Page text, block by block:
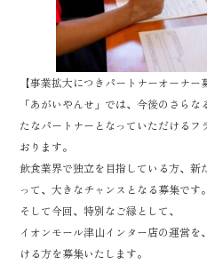
【事業拡大につきパートナーオーナー
「あがいやんせ」では、今後のさら
たなパートナーとなっていただけるフ
おります。
飲食業界で独立を目指している方、新
って、大きなチャンスとなる募集です。
そして今回、特別なご縁として、
イオンモール津山インター店の運営
ける方を募集いたします。